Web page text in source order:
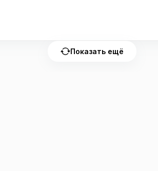
прокси, стабильность и
статичных IPv4: их
Показать ещё